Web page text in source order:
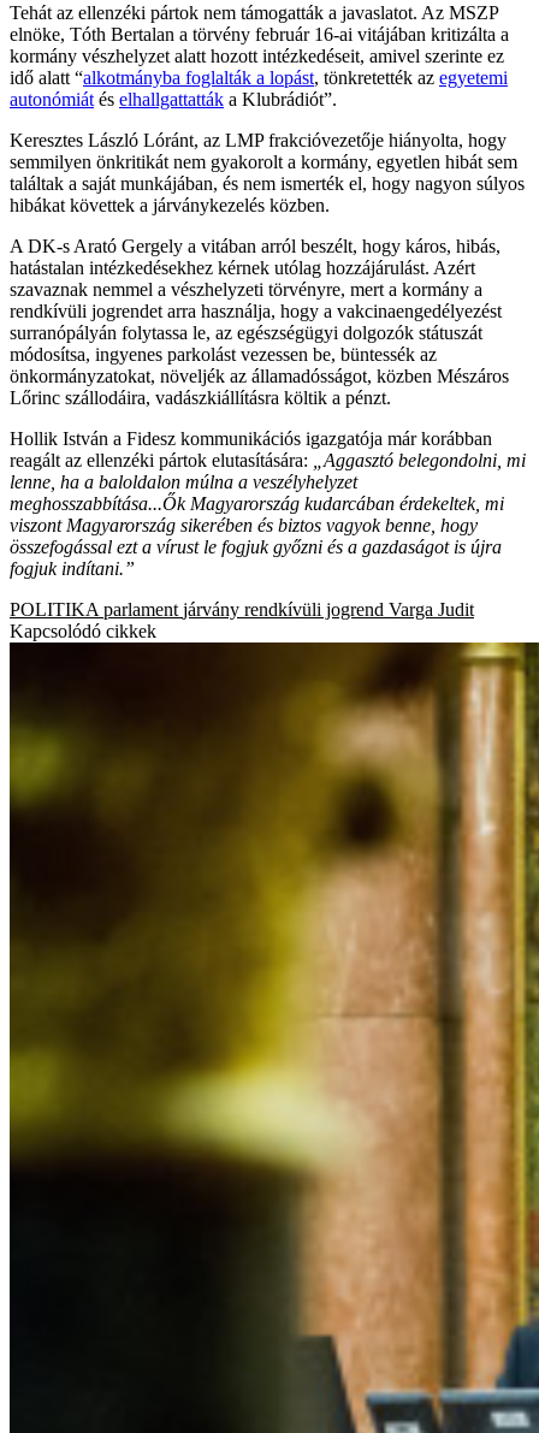
Tehát az ellenzéki pártok nem támogatták a javaslatot. Az MSZP
elnöke, Tóth Bertalan a törvény február 16-ai vitájában kritizálta a
kormány vészhelyzet alatt hozott intézkedéseit, amivel szerinte ez
idő alatt “alkotmányba foglalták a lopást, tönkretették az egyetemi
autonómiát és elhallgattatták a Klubrádiót”.
Keresztes László Lóránt, az LMP frakcióvezetője hiányolta, hogy
semmilyen önkritikát nem gyakorolt a kormány, egyetlen hibát sem
találtak a saját munkájában, és nem ismerték el, hogy nagyon súlyos
hibákat követtek a járványkezelés közben.
A DK-s Arató Gergely a vitában arról beszélt, hogy káros, hibás,
hatástalan intézkedésekhez kérnek utólag hozzájárulást. Azért
szavaznak nemmel a vészhelyzeti törvényre, mert a kormány a
rendkívüli jogrendet arra használja, hogy a vakcinaengedélyezést
surranópályán folytassa le, az egészségügyi dolgozók státuszát
módosítsa, ingyenes parkolást vezessen be, büntessék az
önkormányzatokat, növeljék az államadósságot, közben Mészáros
Lőrinc szállodáira, vadászkiállításra költik a pénzt.
Hollik István a Fidesz kommunikációs igazgatója már korábban
reagált az ellenzéki pártok elutasítására:
„Aggasztó belegondolni, mi
lenne, ha a baloldalon múlna a veszélyhelyzet
meghosszabbítása...Ők Magyarország kudarcában érdekeltek, mi
viszont Magyarország sikerében és biztos vagyok benne, hogy
összefogással ezt a vírust le fogjuk győzni és a gazdaságot is újra
fogjuk indítani.”
POLITIKA parlament járvány rendkívüli jogrend Varga Judit
Kapcsolódó cikkek